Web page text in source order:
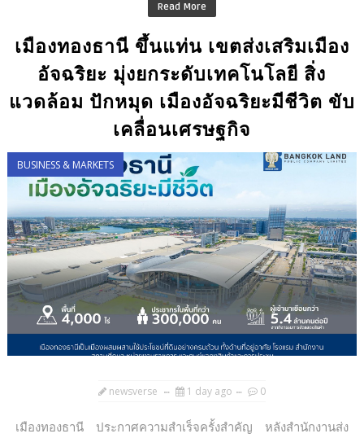
Read More
เมืองทองธานี ขึ้นแท่น เขตส่งเสริมเมือง
อัจฉริยะ มุ่งยกระดับเทคโนโลยี สิ่ง
แวดล้อม ปักหมุด เมืองอัจฉริยะมีชีวิต ขับ
เคลื่อนเศรษฐกิจ
BUSINESS & MARKETS
newsverse 1 day ago 0
เมืองทองธานี ประกาศความสำเร็จครั้งสำคัญ หลังสำนักงานส่ง